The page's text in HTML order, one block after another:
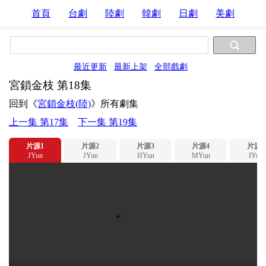
首頁 台劇 陸劇 韓劇 日劇 美劇
最近更新 最新上架 全部戲劇
宮鎖金枝 第18集
回到《宮鎖金枝(陸)》所有劇集
上一集 第17集
下一集 第19集
片源1
JYun
片源2
JYun
片源3
HYun
片源4
MYun
片源5
IYun